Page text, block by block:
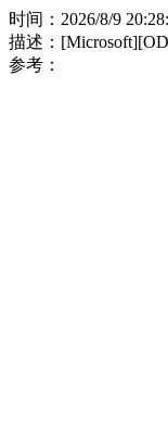
时间：2026/8/9
描述：
参考：